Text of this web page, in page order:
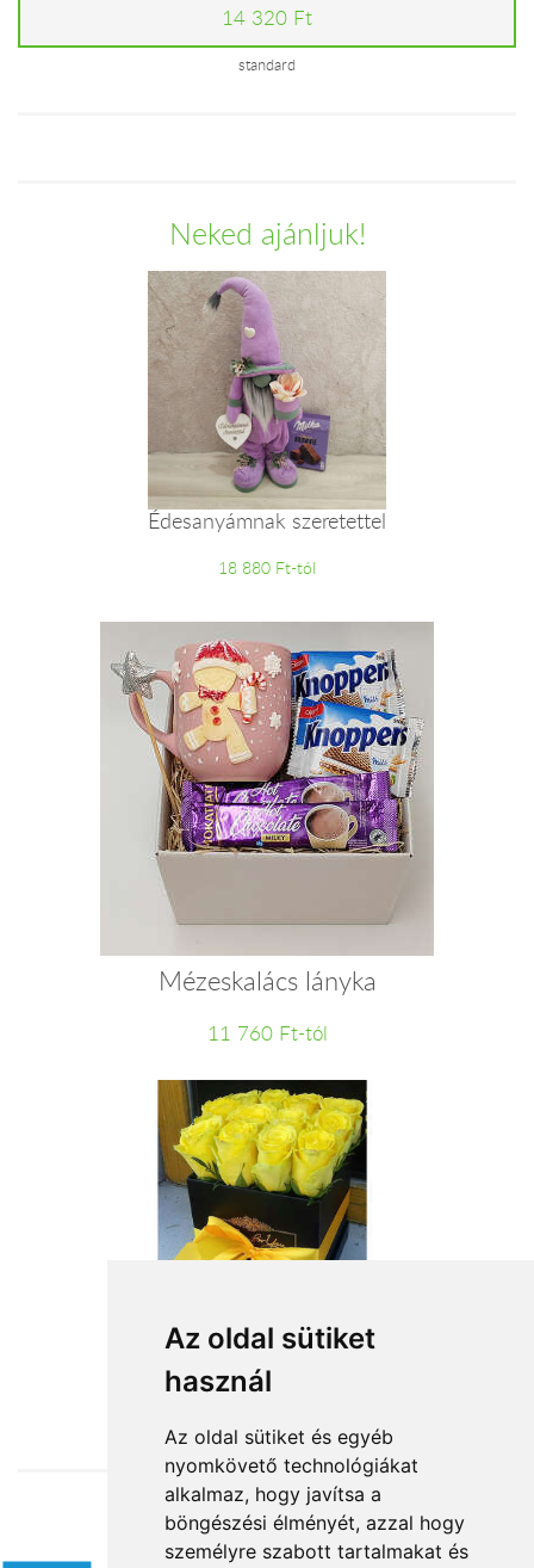
Az oldal sütiket
használ
Az oldal sütiket és egyéb
nyomkövető technológiákat
alkalmaz, hogy javítsa a
böngészési élményét, azzal hogy
személyre szabott tartalmakat és
14 320 Ft
standard
Neked ajánljuk!
Édesanyámnak szeretettel
18 880 Ft-tól
Mézeskalács lányka
11 760 Ft-tól
Napfény dobozban
31 200 Ft-tól
Elfogadott fizetési módok